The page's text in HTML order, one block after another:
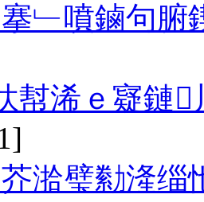
﹂噴鏀句腑
幇浠ｅ寲鏈
湁璧勬湰